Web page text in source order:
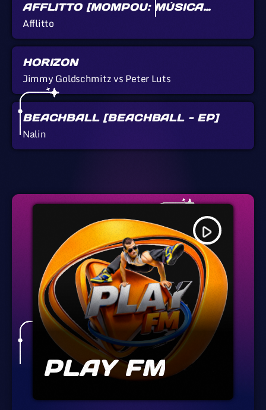
AFFLITTO [MOMPOU: MÚSICA
CALLADA]
Afflitto
HORIZON
Jimmy Goldschmitz vs Peter Luts
BEACHBALL [BEACHBALL - EP]
Nalin
play_arrow
PLAY FM